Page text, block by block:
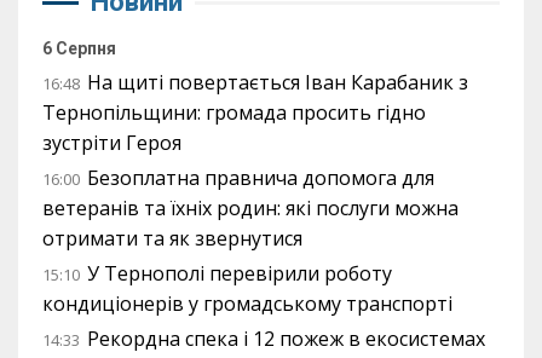
6 Серпня
16:48 На щиті повертається Іван Карабаник з
Тернопільщини: громада просить гідно
зустріти Героя
16:00 Безоплатна правнича допомога для
ветеранів та їхніх родин: які послуги можна
отримати та як звернутися
15:10 У Тернополі перевірили роботу
кондиціонерів у громадському транспорті
14:33 Рекордна спека і 12 пожеж в екосистемах